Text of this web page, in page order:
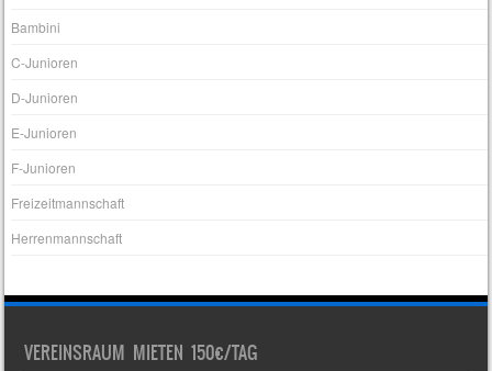
Bambini
C-Junioren
D-Junioren
E-Junioren
F-Junioren
Freizeitmannschaft
Herrenmannschaft
VEREINSRAUM MIETEN 150€/TAG